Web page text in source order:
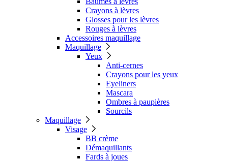
Crayons à lèvres
Glosses pour les lèvres
Rouges à lèvres
Accessoires maquillage
Maquillage
Yeux
Anti-cernes
Crayons pour les yeux
Eyeliners
Mascara
Ombres à paupières
Sourcils
Maquillage
Visage
BB crème
Démaquillants
Fards à joues